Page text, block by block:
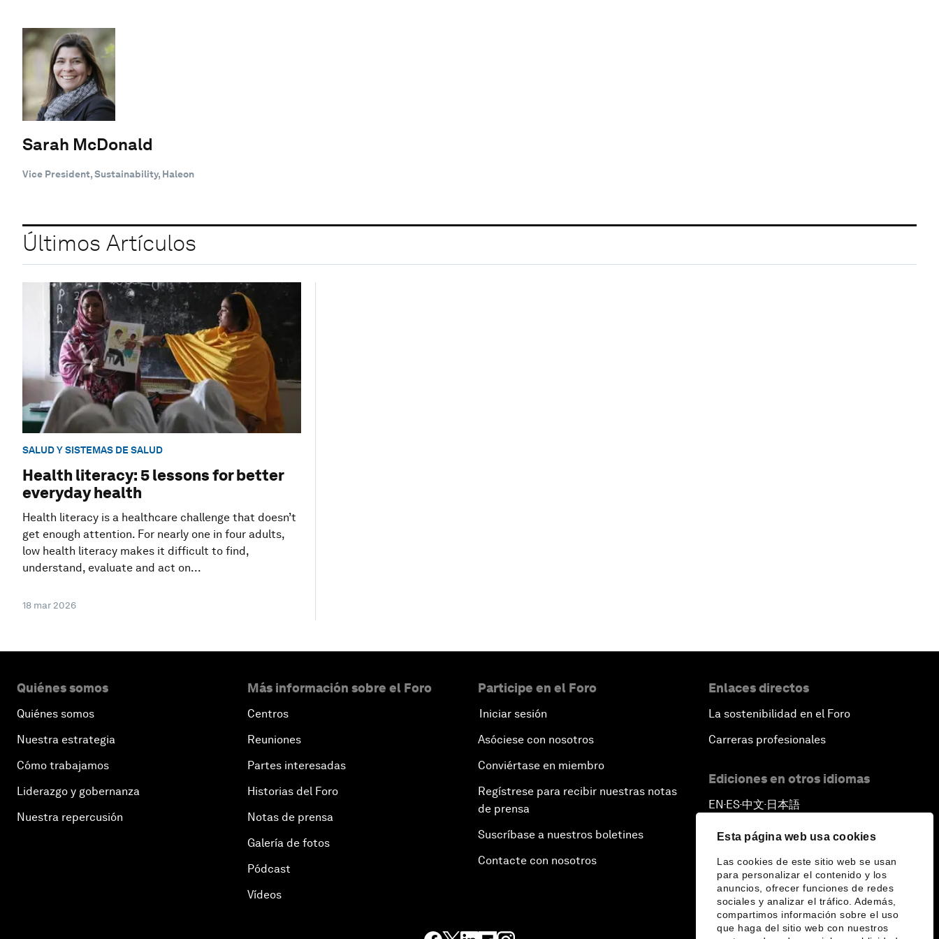
Esta página web usa cookies
Las cookies de este sitio web se usan
para personalizar el contenido y los
anuncios, ofrecer funciones de redes
sociales y analizar el tráfico. Además,
compartimos información sobre el uso
que haga del sitio web con nuestros
Sarah McDonald
Vice President, Sustainability, Haleon
Últimos Artículos
SALUD Y SISTEMAS DE SALUD
Health literacy: 5 lessons for better
everyday health
Health literacy is a healthcare challenge that doesn’t
get enough attention. For nearly one in four adults,
low health literacy makes it difficult to find,
understand, evaluate and act on...
18 mar 2026
Quiénes somos
Quiénes somos
Nuestra estrategia
Cómo trabajamos
Liderazgo y gobernanza
Nuestra repercusión
Más información sobre el Foro
Centros
Reuniones
Partes interesadas
Historias del Foro
Notas de prensa
Galería de fotos
Pódcast
Vídeos
Participe en el Foro
Iniciar sesión
Asóciese con nosotros
Conviértase en miembro
Regístrese para recibir nuestras notas
de prensa
Suscríbase a nuestros boletines
Contacte con nosotros
Enlaces directos
La sostenibilidad en el Foro
Carreras profesionales
Ediciones en otros idiomas
EN ▪ ES▪中文▪ 日本語